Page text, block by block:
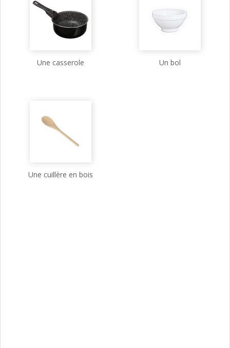
Une casserole Un bol
Une cuillère en bois